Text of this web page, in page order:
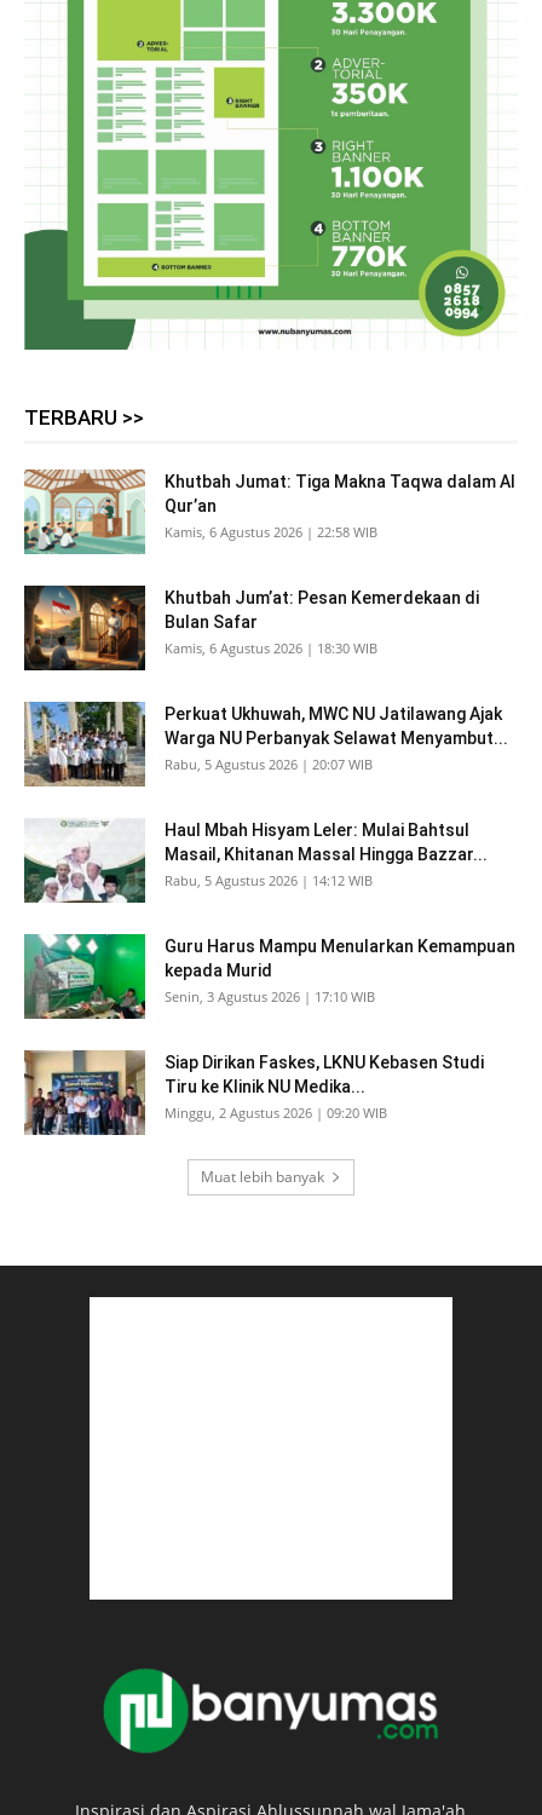
TERBARU >>
Khutbah Jumat: Tiga Makna Taqwa dalam Al
Qur’an
Kamis, 6 Agustus 2026 | 22:58 WIB
Khutbah Jum’at: Pesan Kemerdekaan di
Bulan Safar
Kamis, 6 Agustus 2026 | 18:30 WIB
Perkuat Ukhuwah, MWC NU Jatilawang Ajak
Warga NU Perbanyak Selawat Menyambut...
Rabu, 5 Agustus 2026 | 20:07 WIB
Haul Mbah Hisyam Leler: Mulai Bahtsul
Masail, Khitanan Massal Hingga Bazzar...
Rabu, 5 Agustus 2026 | 14:12 WIB
Guru Harus Mampu Menularkan Kemampuan
kepada Murid
Senin, 3 Agustus 2026 | 17:10 WIB
Siap Dirikan Faskes, LKNU Kebasen Studi
Tiru ke Klinik NU Medika...
Minggu, 2 Agustus 2026 | 09:20 WIB
Muat lebih banyak